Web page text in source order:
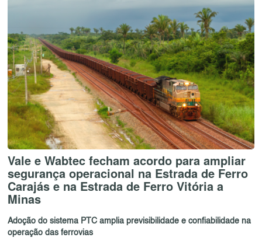
Vale e Wabtec fecham acordo para ampliar
segurança operacional na Estrada de Ferro
Carajás e na Estrada de Ferro Vitória a
Minas
Adoção do sistema PTC amplia previsibilidade e confiabilidade na
operação das ferrovias